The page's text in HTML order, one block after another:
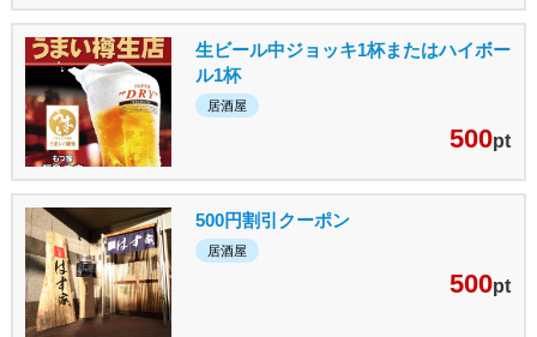
生ビール中ジョッキ1杯またはハイボー
ル1杯
居酒屋
500pt
500円割引クーポン
居酒屋
500pt